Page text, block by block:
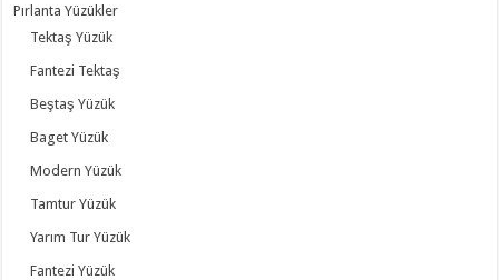
Pırlanta Yüzükler
Tektaş Yüzük
Fantezi Tektaş
Beştaş Yüzük
Baget Yüzük
Modern Yüzük
Tamtur Yüzük
Yarım Tur Yüzük
Fantezi Yüzük